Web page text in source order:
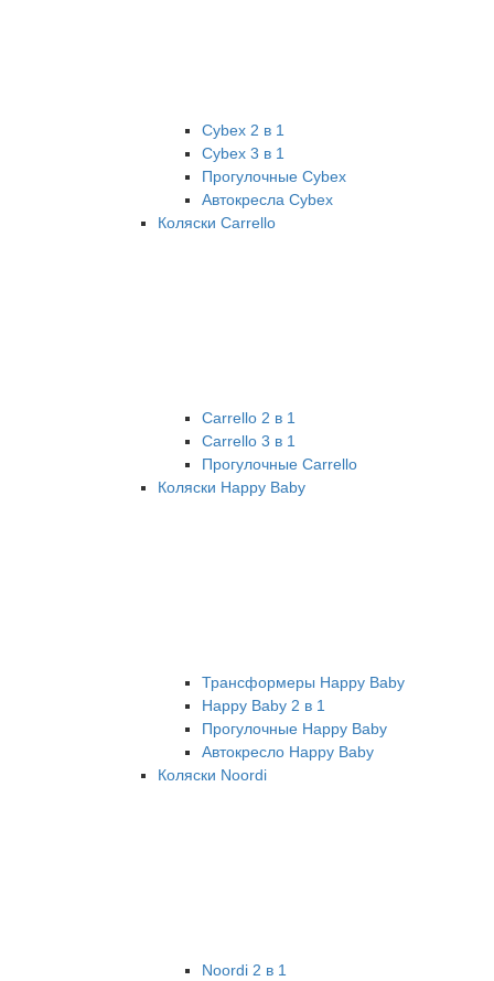
Cybex 2 в 1
Cybex 3 в 1
Прогулочные Cybex
Автокресла Cybex
Коляски Carrello
Carrello 2 в 1
Carrello 3 в 1
Прогулочные Carrello
Коляски Happy Baby
Трансформеры Happy Baby
Happy Baby 2 в 1
Прогулочные Happy Baby
Автокресло Happy Baby
Коляски Noordi
Noordi 2 в 1